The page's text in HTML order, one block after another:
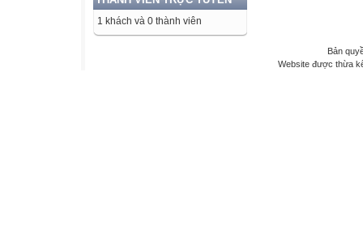
1 khách và 0 thành viên
Bản
Website được thừa